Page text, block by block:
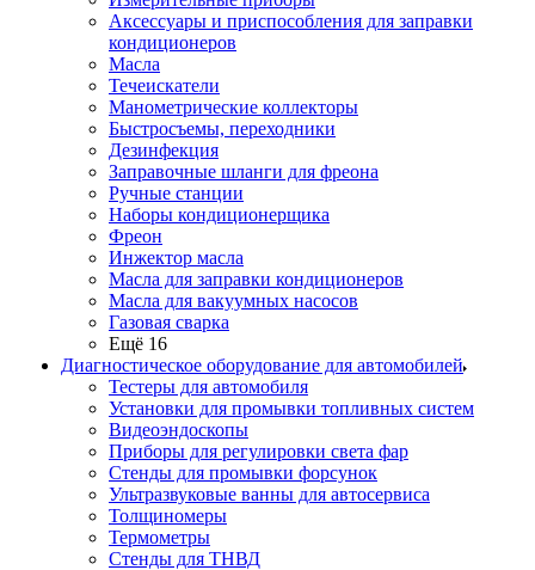
Аксессуары и приспособления для заправки
кондиционеров
Масла
Течеискатели
Манометрические коллекторы
Быстросъемы, переходники
Дезинфекция
Заправочные шланги для фреона
Ручные станции
Наборы кондиционерщика
Фреон
Инжектор масла
Масла для заправки кондиционеров
Масла для вакуумных насосов
Газовая сварка
Ещё 16
Диагностическое оборудование для автомобилей
Тестеры для автомобиля
Установки для промывки топливных систем
Видеоэндоскопы
Приборы для регулировки света фар
Стенды для промывки форсунок
Ультразвуковые ванны для автосервиса
Толщиномеры
Термометры
Стенды для ТНВД